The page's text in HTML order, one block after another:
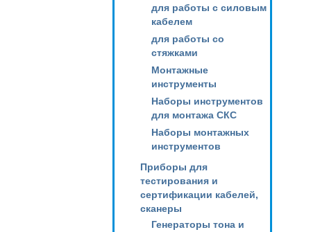
для работы с силовым
кабелем
для работы со
стяжками
Монтажные
инструменты
Наборы инструментов
для монтажа СКС
Наборы монтажных
инструментов
Приборы для
тестирования и
сертификации кабелей,
сканеры
Генераторы тона и